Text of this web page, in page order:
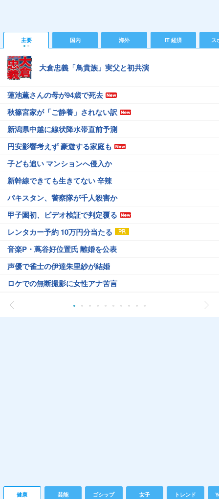
主要 国内 海外 IT 経済 ス
大倉忠義「鳥貴族」実父と初共演
蓮池薫さんの母が94歳で死去
秋篠宮家が「ご静養」されない訳
新潟県中越に線状降水帯直前予測
円安影響考えず 豪遊する家庭も
子ども追い マンションへ侵入か
新幹線できても生きてない 辛辣
パキスタン、警察隊が千人殺害か
甲子園初、ビデオ検証で判定覆る
レンタカー予約 10万円分当たる
音楽P・蔦谷好位置氏 離婚を公表
声優で雀士の伊達朱里紗が結婚
ロケでの無断撮影に女性アナ苦言
健康 芸能 ゴシップ 女子 トレンド